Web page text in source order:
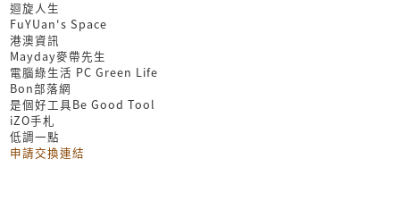
迴旋人生
FuYUan's Space
港澳資訊
Mayday麥帶先生
電腦綠生活 PC Green Life
Bon部落網
是個好工具Be Good Tool
iZO手札
低調一點
申請交換連結